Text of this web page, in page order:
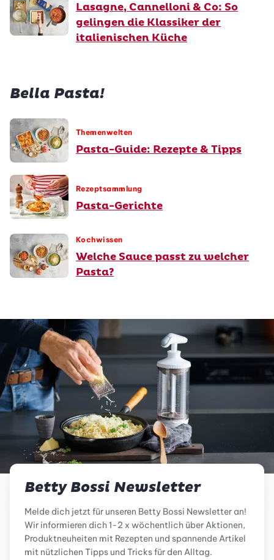
Lasagne, Cannelloni & Co: So
gelingen die Klassiker der
italienischen Küche
Bella Pasta!
Themenwelten
Pasta-Guide: Rezepte & Tipps
Rezeptsammlung
Pasta-Gerichte
Kochwissen
Welche Sauce passt zu welcher
Pasta?
Betty Bossi Newsletter
Melde dich jetzt für unseren Betty Bossi Newsletter an!
Wir informieren dich 1-2 x wöchentlich über Aktionen,
Produktneuheiten mit Rezepten und spannende Artikel
mit nützlichen Tipps und Tricks für den Alltag.